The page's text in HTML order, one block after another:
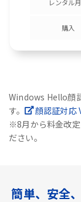
レンタル
購入
Windows Hello顔
す。
顔認証対応
※8月から料金改定
ださい。
簡単、安全